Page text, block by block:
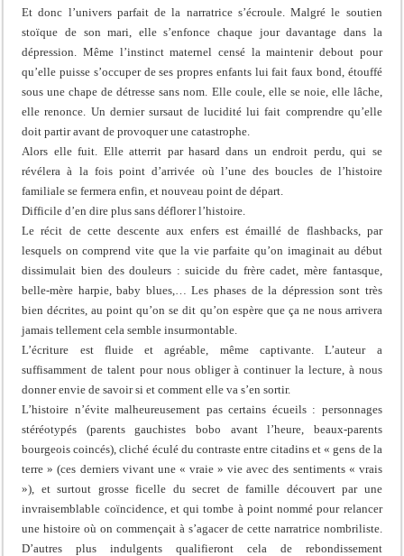
Et donc l’univers parfait de la narratrice s’écroule. Malgré le soutien
stoïque de son mari, elle s’enfonce chaque jour davantage dans la
dépression. Même l’instinct maternel censé la maintenir debout pour
qu’elle puisse s’occuper de ses propres enfants lui fait faux bond, étouffé
sous une chape de détresse sans nom. Elle coule, elle se noie, elle lâche,
elle renonce. Un dernier sursaut de lucidité lui fait comprendre qu’elle
doit partir avant de provoquer une catastrophe.
Alors elle fuit. Elle atterrit par hasard dans un endroit perdu, qui se
révélera à la fois point d’arrivée où l’une des boucles de l’histoire
familiale se fermera enfin, et nouveau point de départ.
Difficile d’en dire plus sans déflorer l’histoire.
Le récit de cette descente aux enfers est émaillé de flashbacks, par
lesquels on comprend vite que la vie parfaite qu’on imaginait au début
dissimulait bien des douleurs : suicide du frère cadet, mère fantasque,
belle-mère harpie, baby blues,… Les phases de la dépression sont très
bien décrites, au point qu’on se dit qu’on espère que ça ne nous arrivera
jamais tellement cela semble insurmontable.
L’écriture est fluide et agréable, même captivante. L’auteur a
suffisamment de talent pour nous obliger à continuer la lecture, à nous
donner envie de savoir si et comment elle va s’en sortir.
L’histoire n’évite malheureusement pas certains écueils : personnages
stéréotypés (parents gauchistes bobo avant l’heure, beaux-parents
bourgeois coincés), cliché éculé du contraste entre citadins et « gens de la
terre » (ces derniers vivant une « vraie » vie avec des sentiments « vrais
»), et surtout grosse ficelle du secret de famille découvert par une
invraisemblable coïncidence, et qui tombe à point nommé pour relancer
une histoire où on commençait à s’agacer de cette narratrice nombriliste.
D’autres plus indulgents qualifieront cela de rebondissement